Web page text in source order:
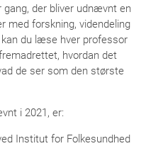
der bliver udnævnt en
med forskning, videndeling
du læse hver professor
hvordan det
de ser som den største
i 2021, er:
Institut for Folkesundhed